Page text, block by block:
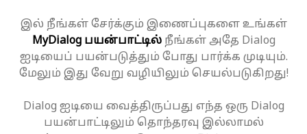
இல் நீங்கள் சேர்க்கும் இணைப்புகளை உங்கள்
MyDialog பயன்பாட்டில்நீங்கள் அதே Dialog
ஐடியைப் பயன்படுத்தும் போது பார்க்க முடியும்.
மேலும் இது வேறு வழியிலும் செயல்படுகிறது!
Dialog ஐடியை வைத்திருப்பது எந்த ஒரு Dialog
பயன்பாட்டிலும் தொந்தரவு இல்லாமல்